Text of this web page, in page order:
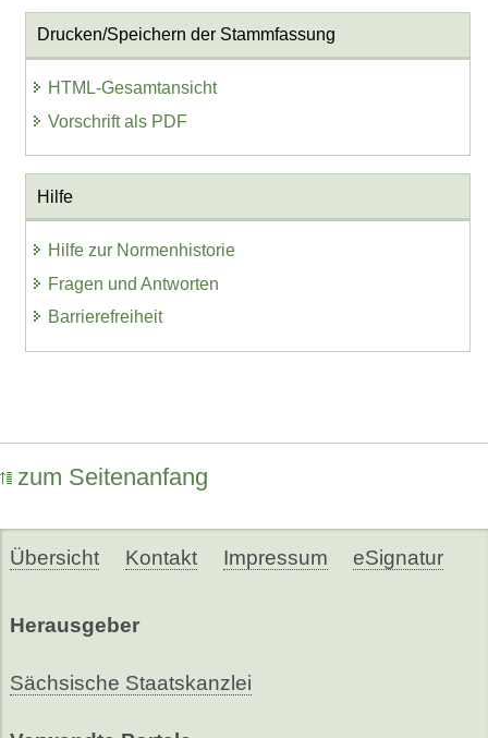
Drucken/Speichern der Stammfassung
HTML-Gesamtansicht
Vorschrift als PDF
Hilfe
Hilfe zur Normenhistorie
Fragen und Antworten
Barrierefreiheit
zum Seitenanfang
Übersicht Kontakt Impressum eSignatur
Herausgeber
Sächsische Staatskanzlei